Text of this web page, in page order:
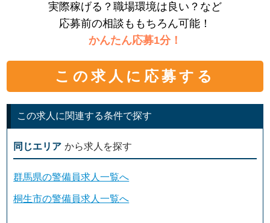
実際稼げる？職場環境は良い？など
応募前の相談ももちろん可能！
かんたん応募1分！
この求人に応募する
この求人に関連する条件で探す
同じエリア から求人を探す
群馬県の警備員求人一覧へ
桐生市の警備員求人一覧へ